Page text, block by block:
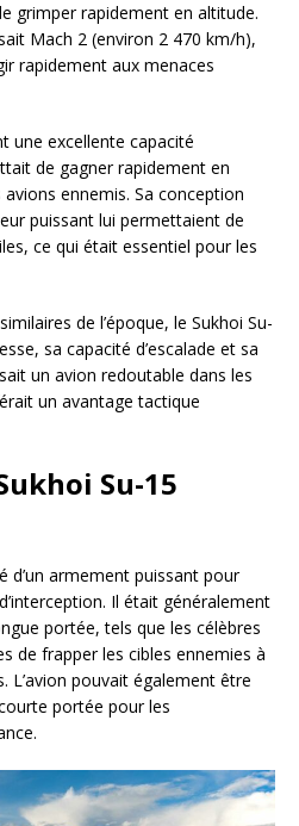
grimper rapidement en altitude.
Mach 2 (environ 2 470 km/h),
rapidement aux menaces
une excellente capacité
de gagner rapidement en
ennemis. Sa conception
puissant lui permettaient de
ce qui était essentiel pour les
de l’époque, le Sukhoi Su-
sa capacité d’escalade et sa
un avion redoutable dans les
un avantage tactique
Su-15
d’un armement puissant pour
Il était généralement
portée, tels que les célèbres
de frapper les cibles ennemies à
L’avion pouvait également être
portée pour les